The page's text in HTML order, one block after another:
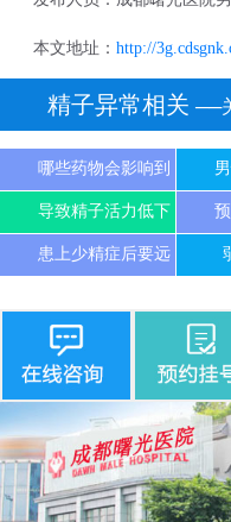
本文地址： http://
精子异常相关 ──
哪些药物会影响到
导致精子活力低下
患上少精症后要远